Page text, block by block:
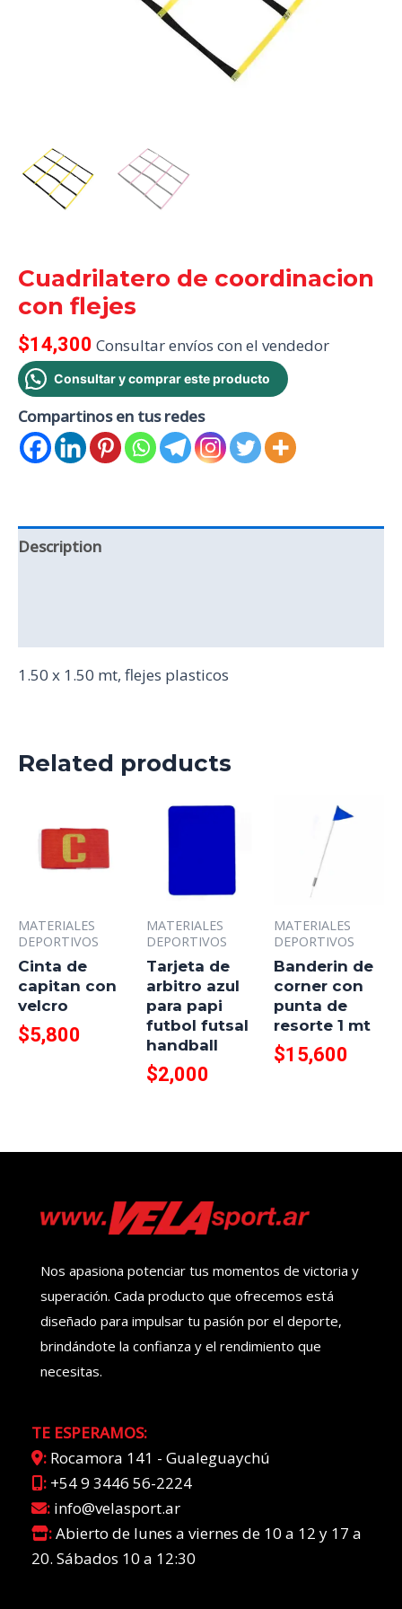
Cuadrilatero de coordinacion
con flejes
$14,300 Consultar envíos con el vendedor
Consultar y comprar este producto
Compartinos en tus redes
Description
1.50 x 1.50 mt, flejes plasticos
Related products
MATERIALES
DEPORTIVOS
Cinta de
capitan con
velcro
$5,800
MATERIALES
DEPORTIVOS
Tarjeta de
arbitro azul
para papi
futbol futsal
handball
$2,000
MATERIALES
DEPORTIVOS
Banderin de
corner con
punta de
resorte 1 mt
$15,600
Nos apasiona potenciar tus momentos de victoria y
superación. Cada producto que ofrecemos está
diseñado para impulsar tu pasión por el deporte,
brindándote la confianza y el rendimiento que
necesitas.
TE ESPERAMOS:
: Rocamora 141 - Gualeguaychú
: +54 9 3446 56-2224
: info@velasport.ar
:Abierto de lunes a viernes de 10 a 12 y 17 a
20. Sábados 10 a 12:30